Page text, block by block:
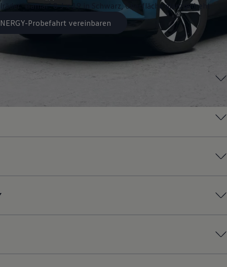
"Hamar" 8 J x 19 in Schwarz, Oberfläche glanzgedreht
Probefahrt vereinbaren